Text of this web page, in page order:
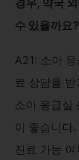
경우, 약국
수 있을까요?
A21: 소아
료 상담을
소아 응급실
이 좋습니다
진료 가능